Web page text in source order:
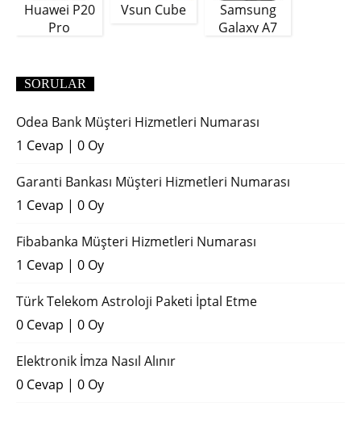
Huawei P20
Pro
Vsun Cube
Samsung
Galaxy A7
SORULAR
Odea Bank Müşteri Hizmetleri Numarası
1 Cevap | 0 Oy
Garanti Bankası Müşteri Hizmetleri Numarası
1 Cevap | 0 Oy
Fibabanka Müşteri Hizmetleri Numarası
1 Cevap | 0 Oy
Türk Telekom Astroloji Paketi İptal Etme
0 Cevap | 0 Oy
Elektronik İmza Nasıl Alınır
0 Cevap | 0 Oy